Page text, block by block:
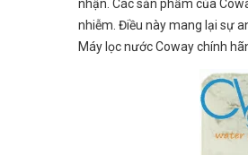
nhận. Các sản phẩm của
nhiễm. Điều này mang lại sự
Máy lọc nước Coway chính